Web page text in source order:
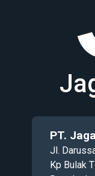
PT.
Jl.
Kp Bulak